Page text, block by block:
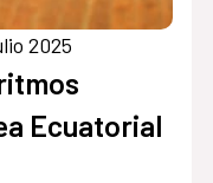
2025
Ecuatorial